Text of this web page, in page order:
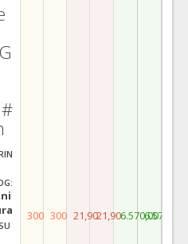
300 300 21,9021,906.570,006.570,00